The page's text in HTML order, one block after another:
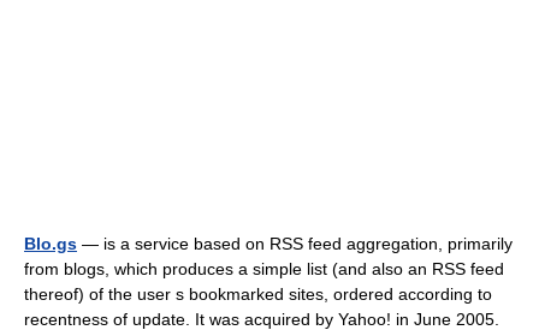
Blo.gs — is a service based on RSS feed aggregation, primarily
from blogs, which produces a simple list (and also an RSS feed
thereof) of the user s bookmarked sites, ordered according to
recentness of update. It was acquired by Yahoo! in June 2005.